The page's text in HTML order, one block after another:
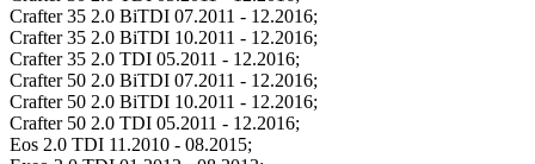
Crafter 35 2.0 BiTDI 07.2011 - 12.2016;
Crafter 35 2.0 BiTDI 10.2011 - 12.2016;
Crafter 35 2.0 TDI 05.2011 - 12.2016;
Crafter 50 2.0 BiTDI 07.2011 - 12.2016;
Crafter 50 2.0 BiTDI 10.2011 - 12.2016;
Crafter 50 2.0 TDI 05.2011 - 12.2016;
Eos 2.0 TDI 11.2010 - 08.2015;